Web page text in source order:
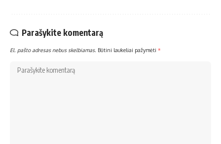
Parašykite komentarą
El. pašto adresas nebus skelbiamas. Būtini laukeliai pažymėti *